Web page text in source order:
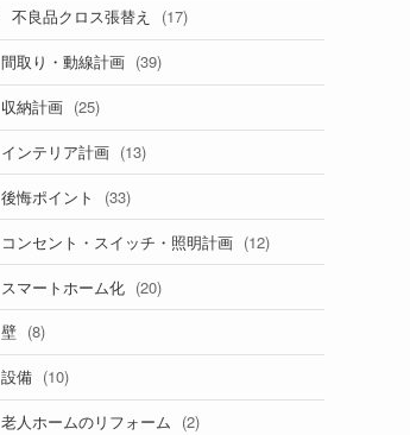
不良品クロス張替え (17)
間取り・動線計画 (39)
収納計画 (25)
インテリア計画 (13)
後悔ポイント (33)
コンセント・スイッチ・照明計画 (12)
スマートホーム化 (20)
壁 (8)
設備 (10)
老人ホームのリフォーム (2)